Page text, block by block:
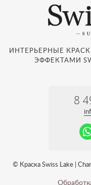
ИНТЕРЬЕРНЫЕ
ЭФФЕКТАМИ
8
© Краска Swiss Lake |